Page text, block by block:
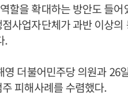
할을 확대하는 방안도 들
사업자단체가 과반 이상
.
더불어민주당 의원과 26
피해사례를 수렴했다.